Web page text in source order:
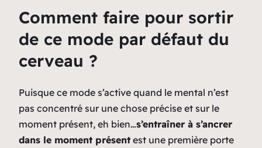
Comment faire pour sortir
de ce mode par défaut du
cerveau ?
Puisque ce mode s’active quand le mental n’est
pas concentré sur une chose précise et sur le
moment présent, eh bien…s’entraîner à s’ancrer
dans le moment présent est une première porte